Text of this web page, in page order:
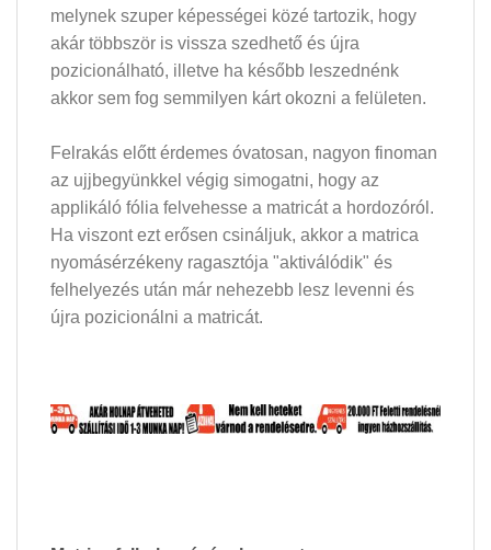
melynek szuper képességei közé tartozik, hogy
akár többször is vissza szedhető és újra
pozicionálható, illetve ha később leszednénk
akkor sem fog semmilyen kárt okozni a felületen.
Felrakás előtt érdemes óvatosan, nagyon finoman
az ujjbegyünkkel végig simogatni, hogy az
applikáló fólia felvehesse a matricát a hordozóról.
Ha viszont ezt erősen csináljuk, akkor a matrica
nyomásérzékeny ragasztója "aktiválódik" és
felhelyezés után már nehezebb lesz levenni és
újra pozicionálni a matricát.